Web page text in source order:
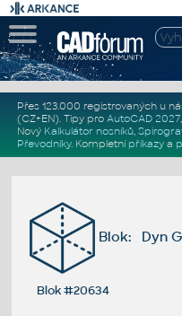
Přes 123.000 registrovaných u
(CZ+EN). Tipy pro AutoCAD 2027
Nový Kalkulátor nosníků,
Převodníky. Kompletní příkazya
Blok: Dyn
Blok #20634